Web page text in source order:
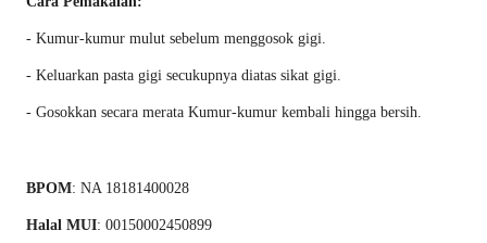
- Kumur-kumur mulut sebelum menggosok gigi.
- Keluarkan pasta gigi secukupnya diatas sikat gigi.
- Gosokkan secara merata Kumur-kumur kembali hingga bersih.
BPOM: NA 18181400028
Halal MUI: 00150002450899